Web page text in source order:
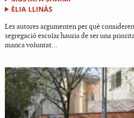
ÈLIA LLINÀS
Les autores argumenten per què
segregació escolar hauria de ser una
manca voluntat...